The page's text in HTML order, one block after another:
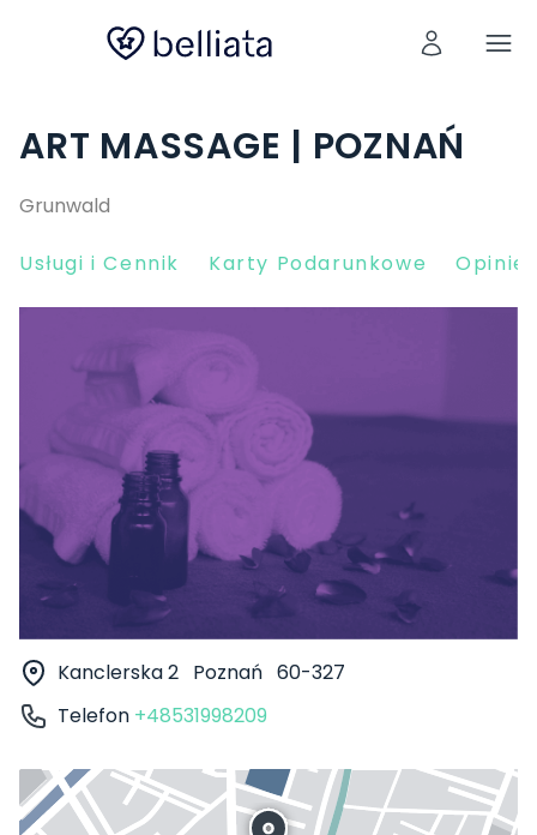
ART MASSAGE | POZNAŃ
Grunwald
Usługi i Cennik Karty Podarunkowe Opinie
Kanclerska 2 Poznań 60-327
Telefon +48531998209